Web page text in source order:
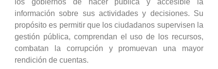
los gobiernos de hacer pública y accesible la
información sobre sus actividades y decisiones. Su
propósito es permitir que los ciudadanos supervisen la
gestión pública, comprendan el uso de los recursos,
combatan la corrupción y promuevan una mayor
rendición de cuentas.